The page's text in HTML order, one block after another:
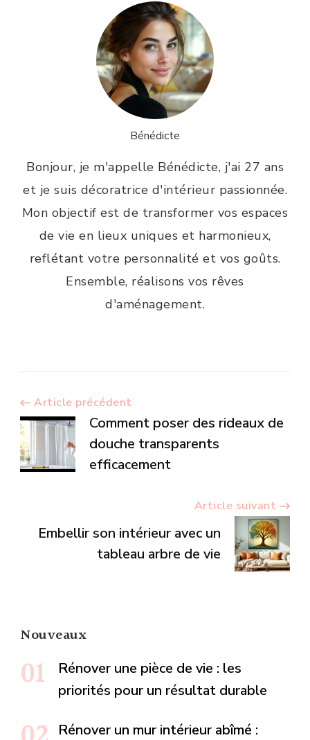
Bénédicte
Bonjour, je m'appelle Bénédicte, j'ai 27 ans
et je suis décoratrice d'intérieur passionnée.
Mon objectif est de transformer vos espaces
de vie en lieux uniques et harmonieux,
reflétant votre personnalité et vos goûts.
Ensemble, réalisons vos rêves
d'aménagement.
Navigation
d’article
Article précédent
Comment poser des rideaux de
douche transparents
efficacement
Article suivant
Embellir son intérieur avec un
tableau arbre de vie
Nouveaux
Rénover une pièce de vie : les
priorités pour un résultat durable
Rénover un mur intérieur abîmé :